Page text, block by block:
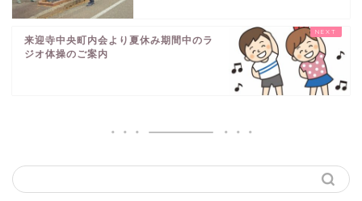
来迎寺中央町内会より夏休み期間中のラ
ジオ体操のご案内